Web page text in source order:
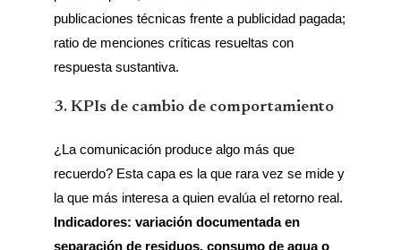
publicaciones técnicas frente a publicidad pagada;
ratio de menciones críticas resueltas con
respuesta sustantiva.
3. KPIs de cambio de comportamiento
¿La comunicación produce algo más que
recuerdo? Esta capa es la que rara vez se mide y
la que más interesa a quien evalúa el retorno real.
Indicadores: variación documentada en
separación de residuos, consumo de agua o